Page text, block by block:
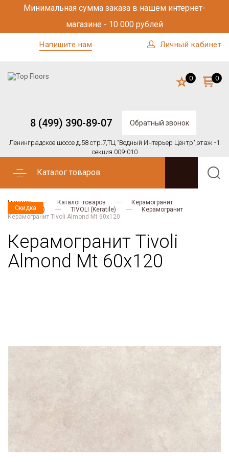
Минимальная сумма заказа в нашем интернет-
магазине - 10 000 рублей
Напишите нам Личный кабинет
8 (499) 390-89-07 Обратный звонок
Ленинградское шоссе д.58 стр.7,ТЦ "Водный Интерьер Центр",этаж -1
секция 009-010
0 0
Каталог товаров
Главная Каталог товаров
Керамогранит
Keratile (KTL)
TIVOLI (Keratile)
Керамогранит
Керамогранит Tivoli Almond Mt 60x120
Керамогранит Tivoli
Almond Mt 60x120
Скидка